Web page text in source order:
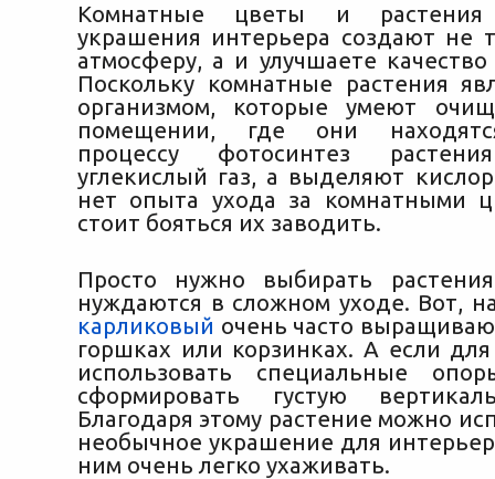
Комнатные цветы и
украшения интерьера создают не
атмосферу, а и улучшаете
Поскольку комнатные растения
организмом, которые умеют
помещении, где они
процессу фотосинтез
углекислый газ, а выделяют
нет опыта ухода за комнатными
стоит бояться их заводить.
Просто нужно выбирать
нуждаются в сложном уходе. Вот,
карликовый очень часто
горшках или корзинках. А если
использовать специальные
сформировать густую
Благодаря этому растение можно
необычное украшение для
ним очень легко ухаживать.